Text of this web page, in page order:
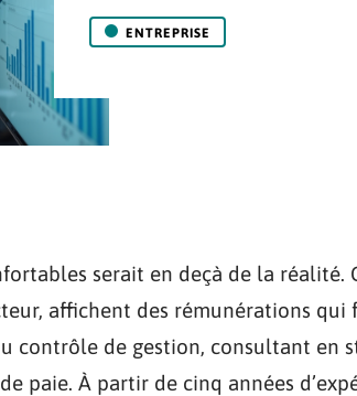
ENTREPRISE
serait en deçà de la réalité.
affichent des rémunérations qui
contrôle de gestion, consultant en
paie. À partir de cinq années